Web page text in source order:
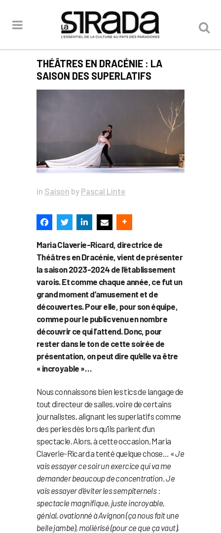
THÉÂTRES EN DRACÉNIE : LA
SAISON DES SUPERLATIFS
in Saison by Pascal Linte
Maria Claverie-Ricard, directrice de
Théâtres en Dracénie, vient de présenter
la saison 2023-2024 de l’établissement
varois. Et comme chaque année, ce fut un
grand moment d’amusement et de
découvertes. Pour elle, pour son équipe,
comme pour le public venu en nombre
découvrir ce qui l’attend. Donc, pour
rester dans le ton de cette soirée de
présentation, on peut dire qu’elle va être
« incroyable »…
Nous connaissons bien les tics de langage de
tout directeur de salles, voire de certains
journalistes, alignant les superlatifs comme
des perles dès lors qu’ils parlent d’un
spectacle. Alors, à cette occasion, Maria
Claverie-Ricard a tenté quelque chose… «Je
vais essayer ce soir un exercice qui va me
demander beaucoup de concentration. Je
vais essayer d’éviter les sempiternels :
spectacle magnifique, juste incroyable,
génial, ovationné à Avignon (ça nous fait une
belle jambe), moliérisé (pour ce que ça vaut),